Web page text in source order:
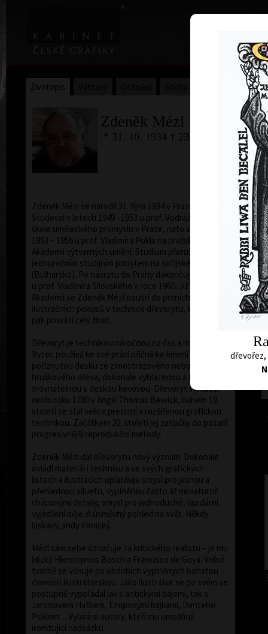
Home |
Životopis
Zdeněk Mézl
* 31. 10. 1934 † 23.5.2016
Zdeněk Mézl se narodil 31. října 1934 v Praze.
Studoval v letech 1949 –1953 u prof. Vodrážky na Vyšší
škole uměleckého průmyslu v Praze, nato v letech
1953 – 1956 u prof. Vladimíra Pukla na pražské
Akademii výtvarných umění. Studium přerušil
jednoročním studijním pobytem na sofijské Akademii
(Bulharsko). Po návratu do Prahy dokončuje studium
u prof. Vladimíra Silovského v roce 1960. Již na
Akademii se Zdeněk Mézl pouští do prvních
ilustračních pokusů v technice dřevorytu, která jej
pak provází celý život.
Dřevoryt je technikou náročnou na čas a materiál.
Rytec používá ke své práci příčně ke kmeni stromu
poříznutou desku ze zimostrázového nebo
hruškového dřeva, dokonale vyhlazenou a tvrdostí
srovnatelnou s deskou kovovou. Dřevoryt vynalezl
okolo roku 1780 v Anglii Thomas Bewick, během 19.
století se stal velice precizní a rozšířenou grafickou
technikou. Začátkem 20. století jej zatlačily do pozadí
progresivnější reprodukční metody.
Zdeněk Mézl dal dřevorytu nový význam. Dokonale
ovládl materiál i techniku a ve svých grafických
listech a ilustracích uplatňuje smysl pro jasnou a
přehlednou siluetu, vyplněnou často až miniaturně
chápanými detaily, smysl pro jednoduché, lapidární
vyjádření děje. A úsměvný pohled na svět. Někdy
laskavý, jindy ironický.
Mézl sám sebe označuje za kritického realistu – je mu
blízký Hieronymus Bosch a Francisco de Goya. Volné
tvorbě se věnuje po obdobích vyplněných bohatou
činností ilustrátorskou. Jako ilustrátor se po svém se
postupně vypořádal jak s antickými bájemi, tak s
Jaroslavem Haškem, Ezopovými bajkami, Danteho
Peklem ... Vybírá si autory, kteří mu umožňují
ironizující nadsázku.
dřevořez,